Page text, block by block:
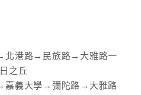
北港路→民族路→大雅路一
之丘
嘉義大學→彌陀路→大雅路